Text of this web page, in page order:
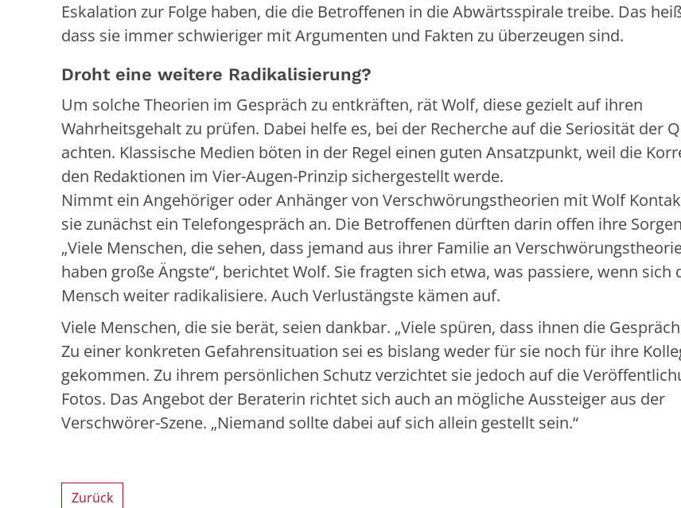
Eskalation zur Folge haben, die die Betroffenen in die Abwärtsspirale treibe. Das
dass sie immer schwieriger mit Argumenten und Fakten zu überzeugen sind.
Droht eine weitere Radikalisierung?
Um solche Theorien im Gespräch zu entkräften, rät Wolf, diese gezielt auf ihren
Wahrheitsgehalt zu prüfen. Dabei helfe es, bei der Recherche auf die Seriosität der
achten. Klassische Medien böten in der Regel einen guten Ansatzpunkt, weil die
den Redaktionen im Vier-Augen-Prinzip sichergestellt werde.
Nimmt ein Angehöriger oder Anhänger von Verschwörungstheorien mit Wolf
sie zunächst ein Telefongespräch an. Die Betroffenen dürften darin offen ihre
„Viele Menschen, die sehen, dass jemand aus ihrer Familie an
haben große Ängste“, berichtet Wolf. Sie fragten sich etwa, was passiere, wenn sich
Mensch weiter radikalisiere. Auch Verlustängste kämen auf.
Viele Menschen, die sie berät, seien dankbar. „Viele spüren, dass ihnen die
Zu einer konkreten Gefahrensituation sei es bislang weder für sie noch für ihre
gekommen. Zu ihrem persönlichen Schutz verzichtet sie jedoch auf die
Fotos. Das Angebot der Beraterin richtet sich auch an mögliche Aussteiger aus der
Verschwörer-Szene. „Niemand sollte dabei auf sich allein gestellt sein.“
Zurück